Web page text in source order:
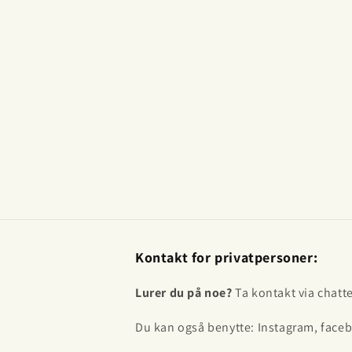
Kontakt for privatpersoner:
Lurer du på noe?Ta kontakt via
Du kan også benytte: Instagram,